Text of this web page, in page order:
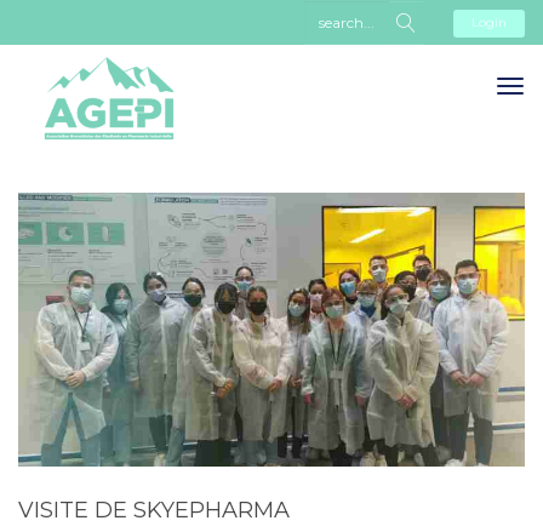
Login
VISITE DE SKYEPHARMA